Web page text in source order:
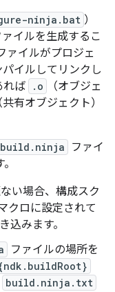
ninja.bat ）
ァイルを生成するこ
ァイルがプロジェ
イルしてリンクし
れば
.o
（オブジェ
共有オブジェクト）
build.ninja
ファイ
い場合、構成スク
クロに設定されて
込みます。
ファイルの場所を
build.ninja.txt